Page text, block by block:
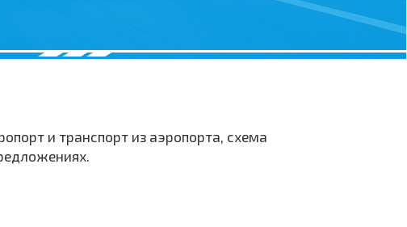
и транспорт из аэропорта, схема